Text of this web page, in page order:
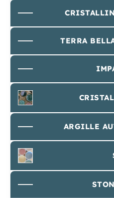
TERRA
ARGILLE